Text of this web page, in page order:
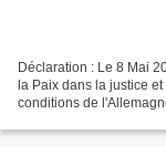
Déclaration : Le 8 Mai
la Paix dans la justice
conditions de